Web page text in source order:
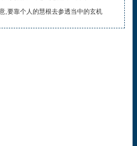
,要靠个人的慧根去参透当中的玄机